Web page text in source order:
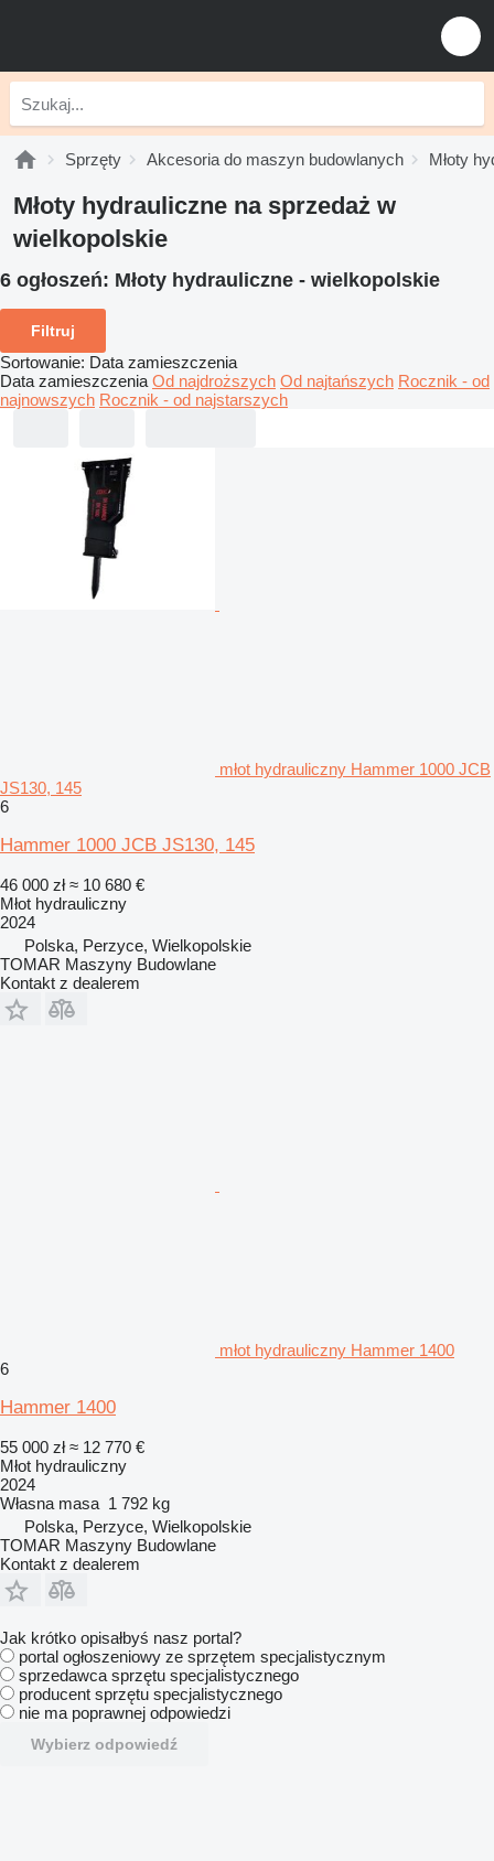
Sprzęty Akcesoria do maszyn budowlanych Młoty
Młoty hydrauliczne na sprzedaż w
wielkopolskie
6 ogłoszeń: Młoty hydrauliczne - wielkopolskie
Filtruj
Sortowanie: Data zamieszczenia
Data zamieszczenia Od najdroższych Od najtańszych Rocznik - od
najnowszych Rocznik - od najstarszych
młot hydrauliczny Hammer 1000 JCB
JS130, 145
6
Hammer 1000 JCB JS130, 145
46 000 zł ≈ 10 680 €
Młot hydrauliczny
2024
Polska, Perzyce, Wielkopolskie
TOMAR Maszyny Budowlane
Kontakt z dealerem
młot hydrauliczny Hammer 1400
6
Hammer 1400
55 000 zł ≈ 12 770 €
Młot hydrauliczny
2024
Własna masa 1 792 kg
Polska, Perzyce, Wielkopolskie
TOMAR Maszyny Budowlane
Kontakt z dealerem
Jak krótko opisałbyś nasz portal?
portal ogłoszeniowy ze sprzętem specjalistycznym
sprzedawca sprzętu specjalistycznego
producent sprzętu specjalistycznego
nie ma poprawnej odpowiedzi
Wybierz odpowiedź